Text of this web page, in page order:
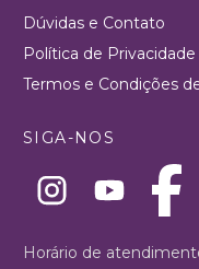
Dúvidas e Contato
Política de Privacidade
Termos e Condições
SIGA-NOS
Horário de